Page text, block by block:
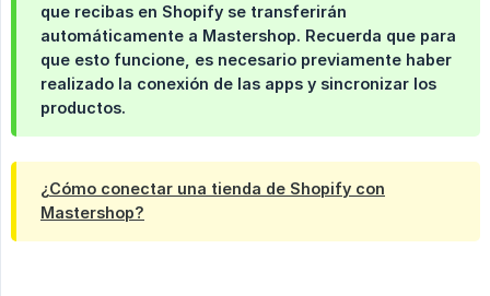
que recibas en Shopify se transferirán
automáticamente a Mastershop. Recuerda que para
que esto funcione, es necesario previamente haber
realizado la conexión de las apps y sincronizar los
productos.
¿Cómo conectar una tienda de Shopify con
Mastershop?